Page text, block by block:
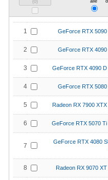
(0) alle
1 GeForce RTX 5090
2 GeForce RTX 4090
3 GeForce RTX 4090 D
4 GeForce RTX 5080
5 Radeon RX 7900
6 GeForce RTX 5070 Ti
7
GeForce RTX 4080
8 Radeon RX 9070